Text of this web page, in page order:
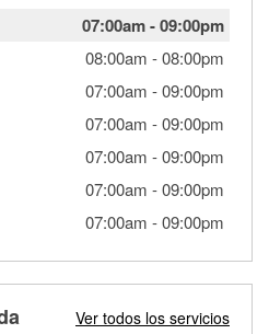
07:00am-09:00pm
08:00am -08:00pm
07:00am -09:00pm
07:00am -09:00pm
07:00am -09:00pm
07:00am -09:00pm
07:00am -09:00pm
Ver todos los servicios